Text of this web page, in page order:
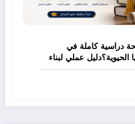
دراسية كاملة في
عملي لبناء